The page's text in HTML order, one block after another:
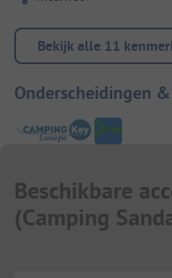
Bekijk alle 11
Onderscheidingen
Beschikbare
(Camping